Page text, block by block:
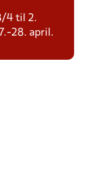
4 til 2.
28. april.